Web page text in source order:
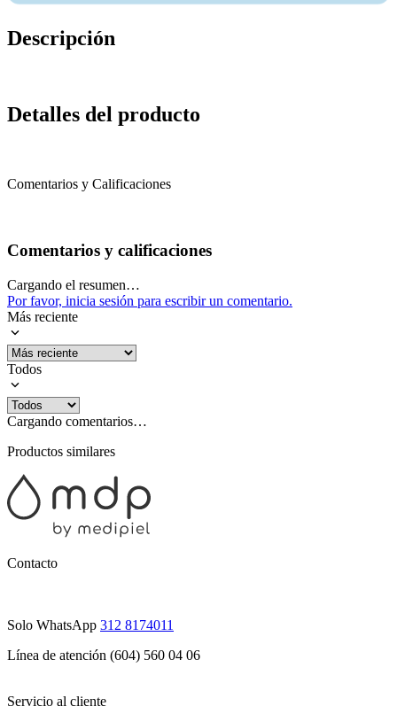
Descripción
Detalles del producto
Comentarios y Calificaciones
Comentarios y calificaciones
Cargando el resumen…
Por favor, inicia sesión para escribir un comentario.
Más reciente
Todos
Cargando comentarios…
Productos similares
Contacto
Solo WhatsApp 312 8174011
Línea de atención (604) 560 04 06
Servicio al cliente